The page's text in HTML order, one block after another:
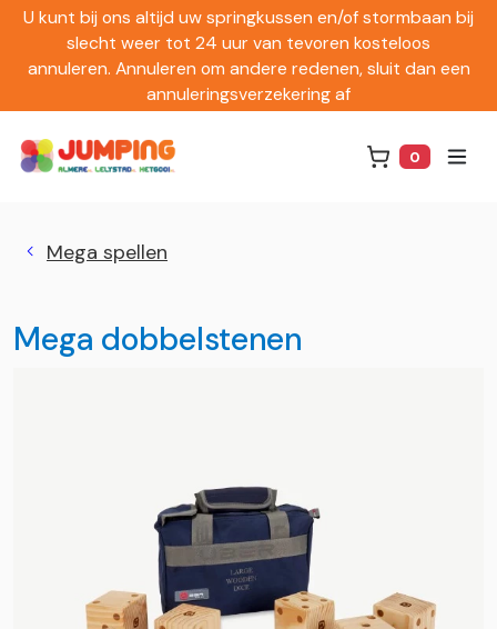
U kunt bij ons altijd uw springkussen en/of stormbaan bij
slecht weer tot 24 uur van tevoren kosteloos
annuleren. Annuleren om andere redenen, sluit dan een
annuleringsverzekering af
0
Mega spellen
Mega dobbelstenen